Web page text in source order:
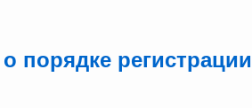
порядке регистрации